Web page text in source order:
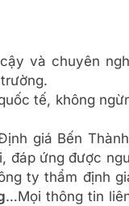
và chuyên
tế, không
giá Bến
đáp ứng được
ty thẩm định
…Mọi thông tin